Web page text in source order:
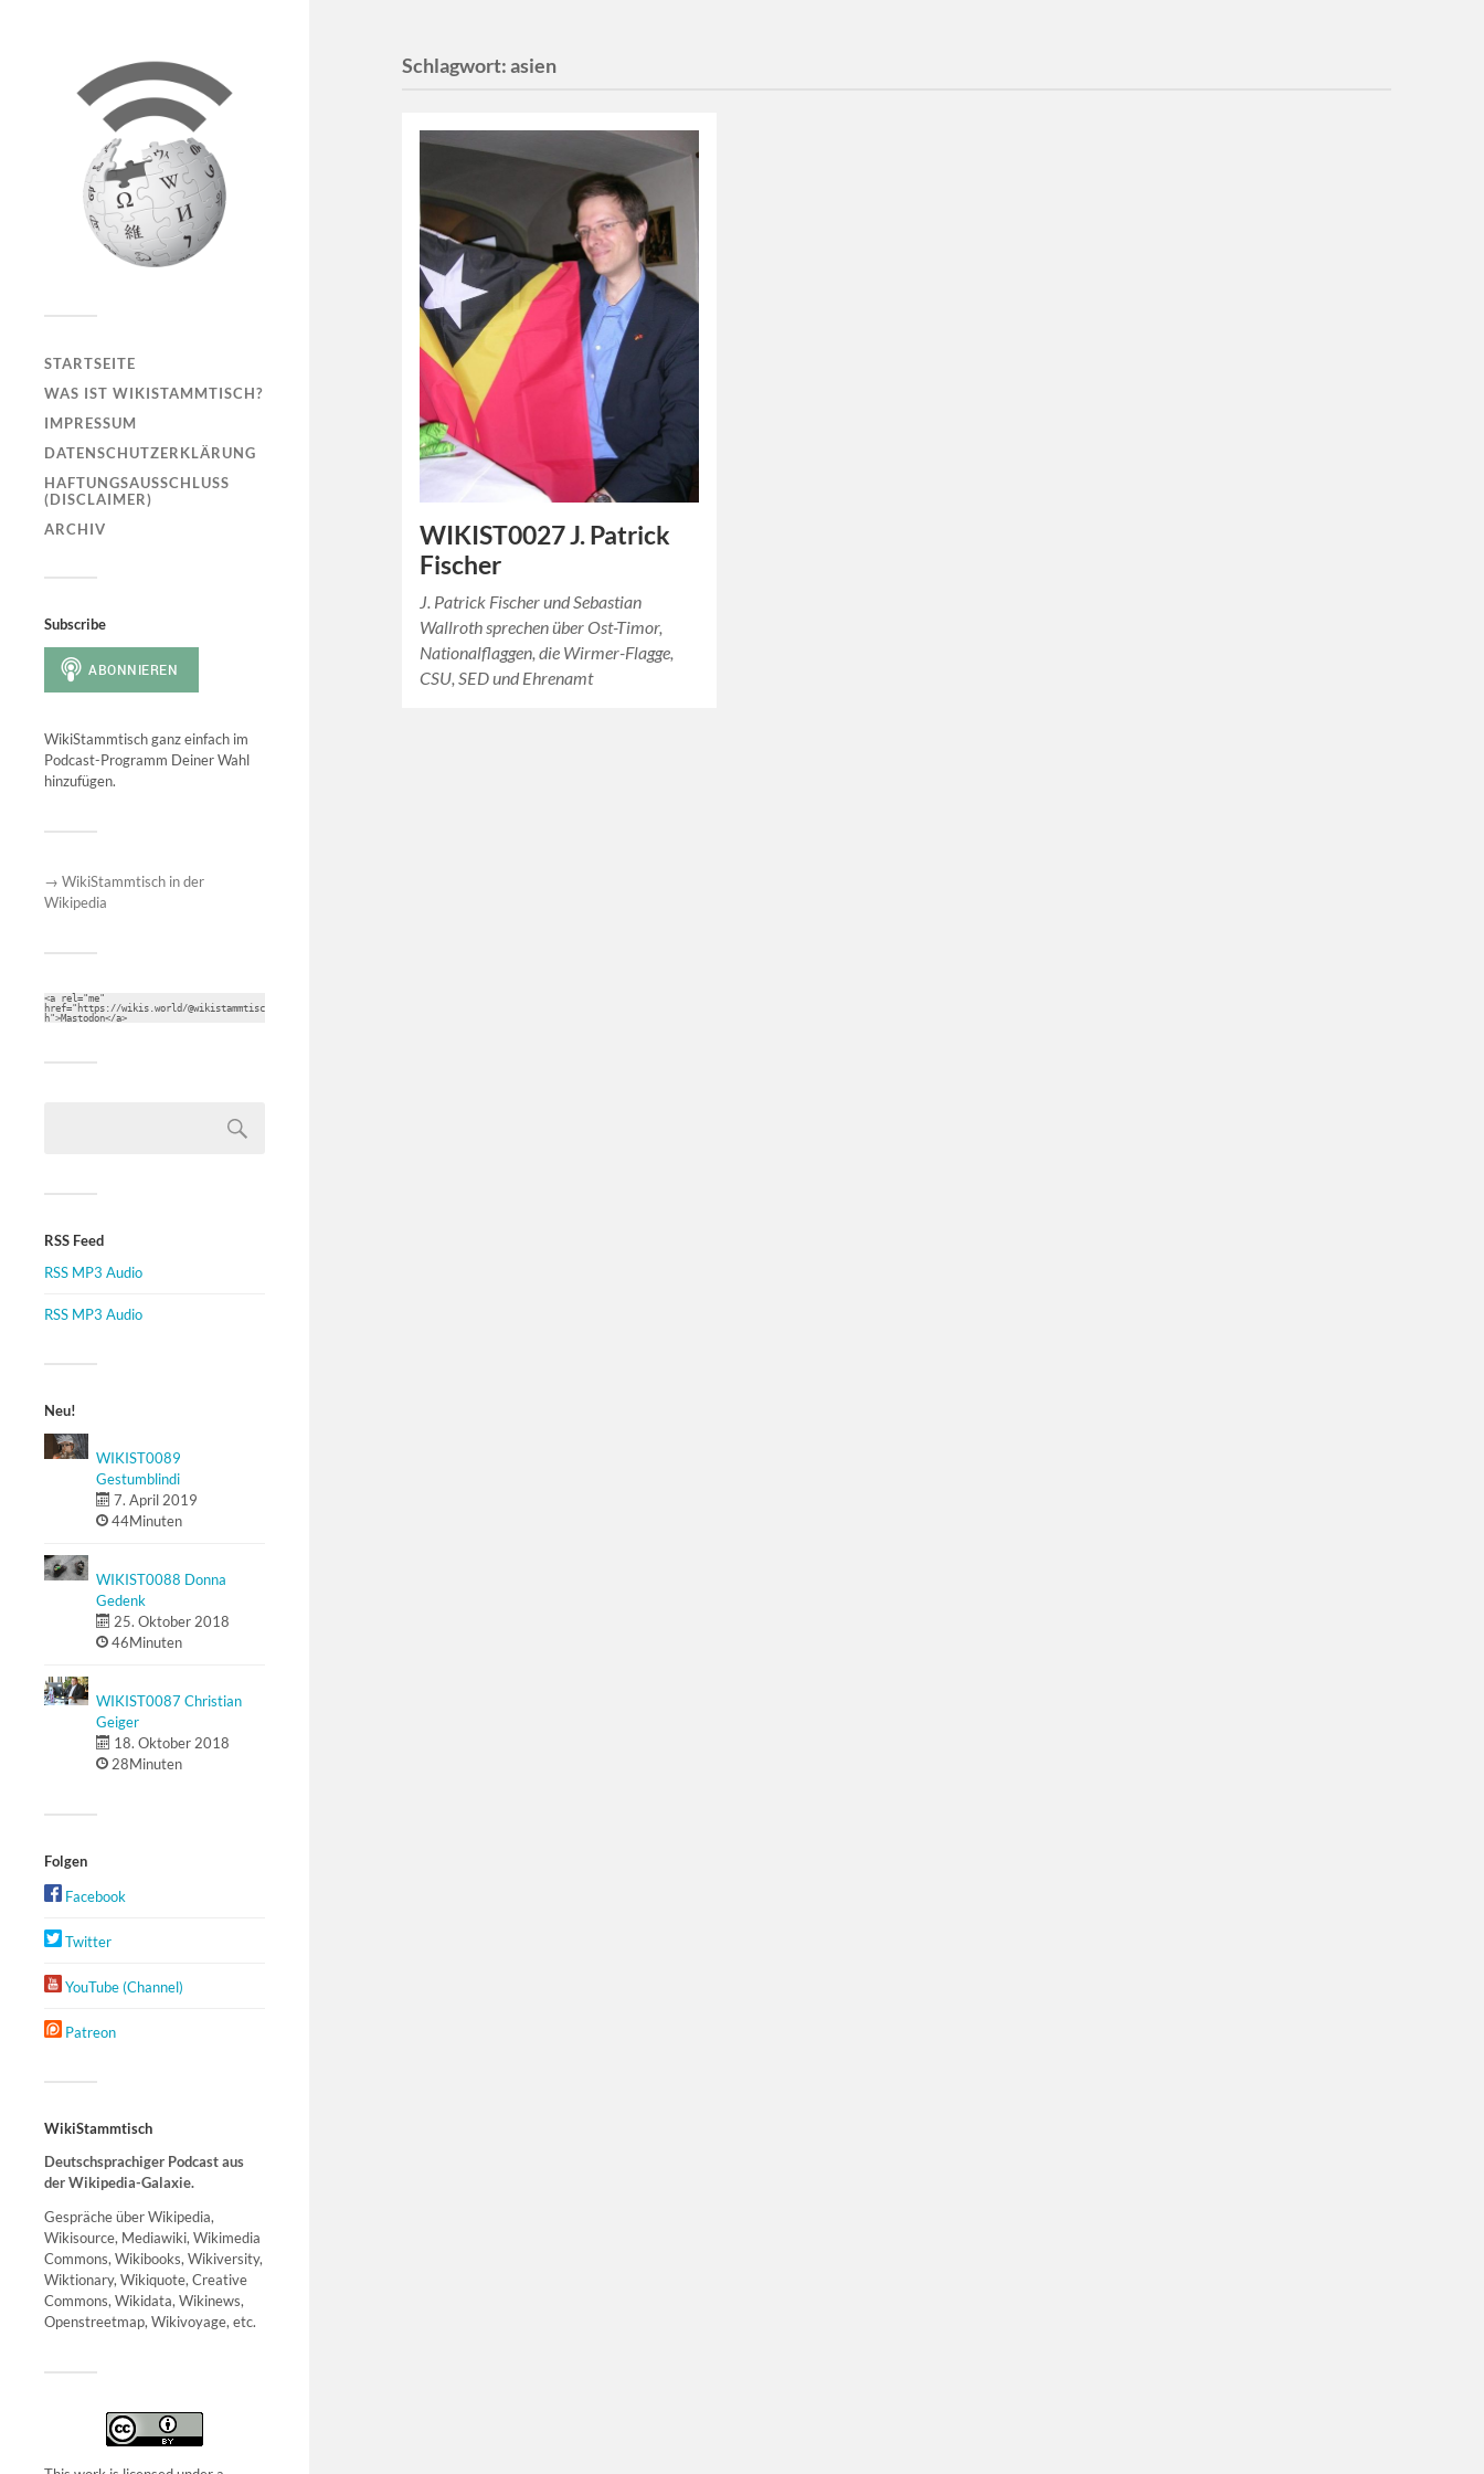
STARTSEITE
WAS IST WIKISTAMMTISCH?
IMPRESSUM
DATENSCHUTZERKLÄRUNG
HAFTUNGSAUSSCHLUSS
(DISCLAIMER)
ARCHIV
Subscribe
WikiStammtisch ganz einfach im
Podcast-Programm Deiner Wahl
hinzufügen.
→ WikiStammtisch in der
Wikipedia
<a rel="me"
href="https://wikis.world/@wikistammtisc
h">Mastodon</a>
RSS Feed
RSS MP3 Audio
RSS MP3 Audio
Neu!
WIKIST0089
Gestumblindi
7. April 2019
44Minuten
WIKIST0088 Donna
Gedenk
25. Oktober 2018
46Minuten
WIKIST0087 Christian
Geiger
18. Oktober 2018
28Minuten
Folgen
Facebook
Twitter
YouTube (Channel)
Patreon
WikiStammtisch
Deutschsprachiger Podcast aus
der Wikipedia-Galaxie.
Gespräche über Wikipedia,
Wikisource, Mediawiki, Wikimedia
Commons, Wikibooks, Wikiversity,
Wiktionary, Wikiquote, Creative
Commons, Wikidata, Wikinews,
Openstreetmap, Wikivoyage, etc.
Schlagwort:asien
WIKIST0027 J. Patrick
Fischer
J. Patrick Fischer und Sebastian
Wallroth sprechen über Ost-Timor,
Nationalflaggen, die Wirmer-Flagge,
CSU, SED und Ehrenamt